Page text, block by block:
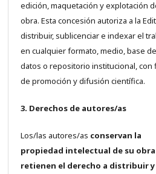
edición, maquetación y explotación
obra. Esta concesión autoriza a la
distribuir, sublicenciar e indexar el
en cualquier formato, medio, base de
datos o repositorio institucional, con
de promoción y difusión científica.
3. Derechos de autores/as
Los/las autores/as conservan la
propiedad intelectual de su obra
retienen el derecho a distribuir y